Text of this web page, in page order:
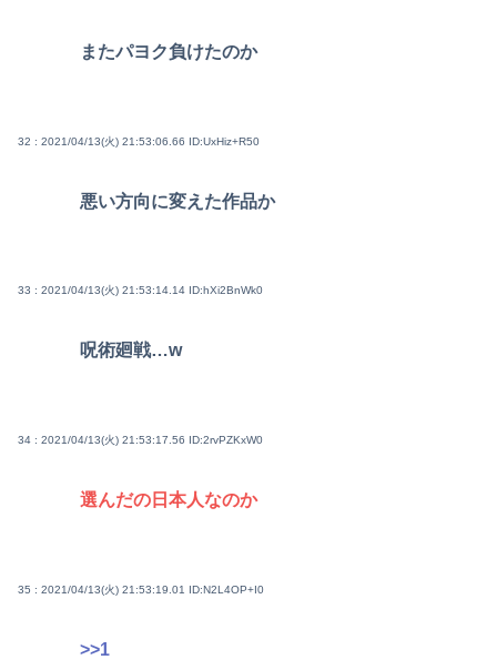
またパヨク負けたのか
32 : 2021/04/13(火) 21:53:06.66 ID:UxHiz+R50
悪い方向に変えた作品か
33 : 2021/04/13(火) 21:53:14.14 ID:hXi2BnWk0
呪術廻戦…w
34 : 2021/04/13(火) 21:53:17.56 ID:2rvPZKxW0
選んだの日本人なのか
35 : 2021/04/13(火) 21:53:19.01 ID:N2L4OP+I0
>>1